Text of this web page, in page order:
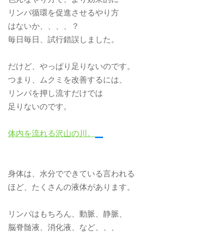
リンパ循環を促進させるやり方
はないか、、、、？
毎日毎日、試行錯誤しました。
だけど、やっぱり足りないのです。
つまり、ムクミを改善するには、
リンパを押し流すだけでは
足りないのです。
体内を流れる沢山の川。
身体は、水分でできている言われる
ほど、たくさんの液体があります。
リンパはもちろん、動脈、静脈、
脳脊髄液、消化液、など、、、